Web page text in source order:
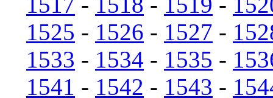
1525 - 1526 - 1527 -
1533 - 1534 - 1535 -
1541 - 1542 - 1543 -